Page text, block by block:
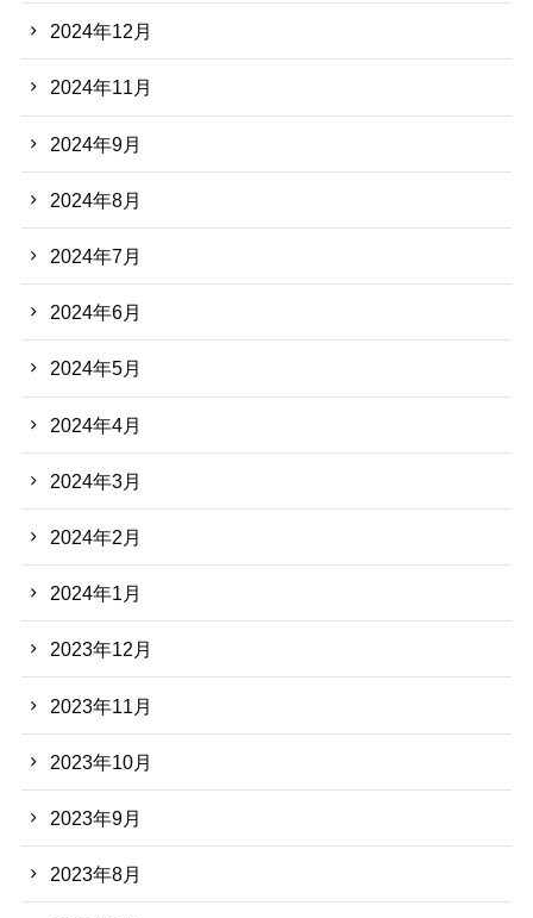
2024年12月
2024年11月
2024年9月
2024年8月
2024年7月
2024年6月
2024年5月
2024年4月
2024年3月
2024年2月
2024年1月
2023年12月
2023年11月
2023年10月
2023年9月
2023年8月